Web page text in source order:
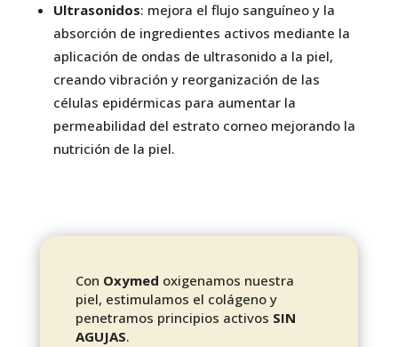
Ultrasonidos: mejora el flujo sanguíneo y la
absorción de ingredientes activos mediante la
aplicación de ondas de ultrasonido a la piel,
creando vibración y reorganización de las
células epidérmicas para aumentar la
permeabilidad del estrato corneo mejorando la
nutrición de la piel.
Con Oxymed oxigenamos nuestra
piel, estimulamos el colágeno y
penetramos principios activos SIN
AGUJAS.